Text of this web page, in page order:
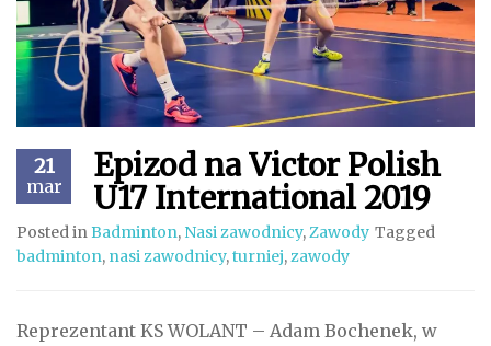
21
mar
Epizod na Victor Polish
U17 International 2019
Posted inBadminton, Nasi zawodnicy,Zawody Tagged
badminton, nasi zawodnicy,turniej,zawody
Reprezentant KS WOLANT – Adam Bochenek, w